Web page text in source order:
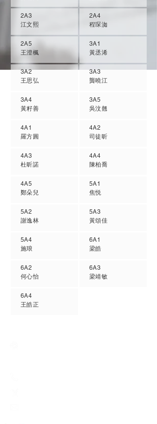
2A3
江文熙
2A5
王澄楓
3A2
王思弘
3A4
黃籽善
4A1
羅方圓
4A3
杜昕諾
4A5
鄭朵兒
5A2
謝逸林
5A4
施琅
6A2
何心怡
6A4
王皓正
2A4
程琛洳
3A1
黃丞浠
3A3
龔曉江
3A5
吳汶翹
4A2
司徒昕
4A4
陳柏喬
5A1
焦悦
5A3
黃頌佳
6A1
梁皓
6A3
梁靖敏